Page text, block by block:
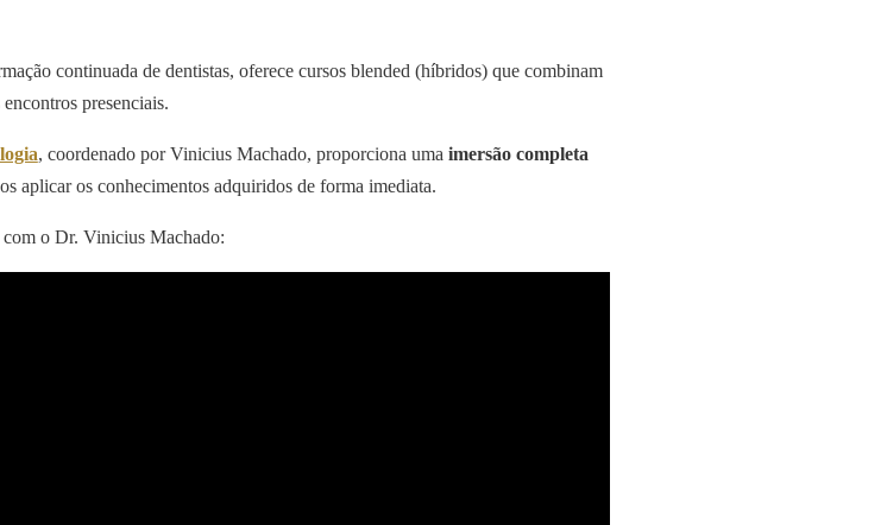
continuada de dentistas, oferece cursos blended (híbridos) que combinam
presenciais.
, coordenado por Vinicius Machado, proporciona uma imersão completa
aplicar os conhecimentos adquiridos de forma imediata.
o Dr. Vinicius Machado: